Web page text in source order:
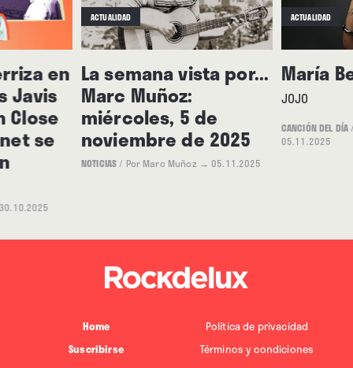
en
Javis
Close
se
ACTUALIDAD
La semana vista por...
Marc Muñoz:
miércoles, 5 de
noviembre de 2025
NOTICIAS/ Por Marc Muñoz → 05.11.2025
ACTUALIDAD
María
JOJO
CANCIÓN DEL DÍA
05.11.2025
Home
Suscribirse
Política de privacidad
Términos y condiciones